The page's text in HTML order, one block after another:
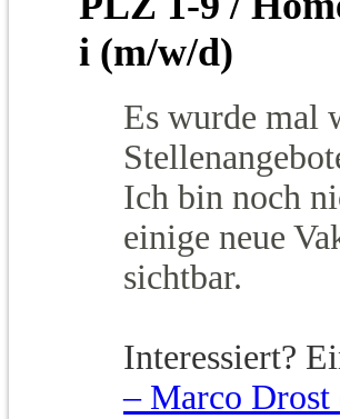
i (m/w/d)
Es wurde mal
Ich bin noch
einige neue
sichtbar.
Interessiert?
– Marco Drost